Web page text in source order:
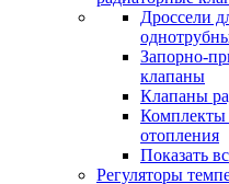
Дроссели
Запорно-
клапаны
Клапаны
Комплекты
отопления
Показать
Регуляторы